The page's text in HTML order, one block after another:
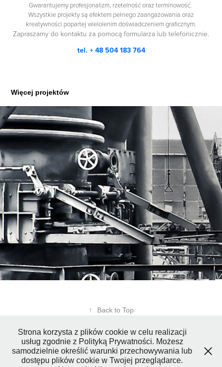
Gwarantujemy profesjonalizm, rzetelność oraz terminowość.
Wszystkie projekty są efektem pełnego zaangażowania oraz
kreatywności popartej wielolenim doświadczeniem graficznym.
Zapraszamy do kontaktu za pomocą formularza lub telefonicznie.
tel. + 48 504 183 764
Więcej projektów
Chemitex Zakłady Mechaniczne
↑ Back to Top
Strona korzysta z plików cookie w celu realizacji
usług zgodnie z Polityką Prywatności. Możesz
samodzielnie określić warunki przechowywania lub
dostępu plików cookie w Twojej przeglądarce.